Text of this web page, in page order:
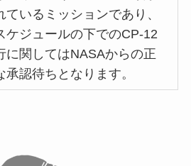
ているミッションであり、
ケジュールの下でのCP-12
に関してはNASAからの正
承認待ちとなります。